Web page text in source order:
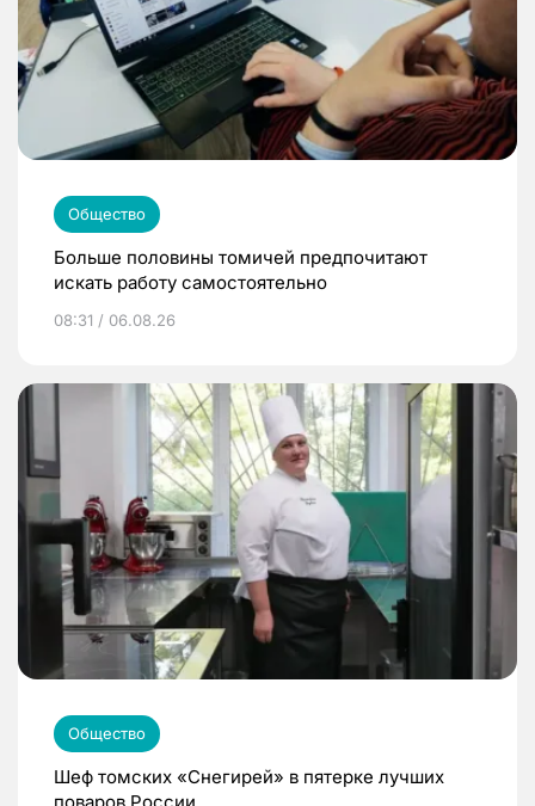
Общество
Больше половины томичей предпочитают
искать работу самостоятельно
08:31 / 06.08.26
Общество
Шеф томских «Снегирей» в пятерке лучших
поваров России